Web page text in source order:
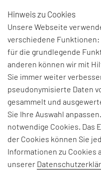
Alle Aktivitäten, die
oder einer
wofür der Kunde
Hinweis zu Cookies
Unsere Webseite
verschiedene
für die grundlegende
anderen können wir mit
Sie immer weiter
pseudonymisierte Daten
gesammelt und
Sie Ihre Auswahl
notwendige Cookies. Das
der Cookies können Sie
Informationen zu Cookies
unserer